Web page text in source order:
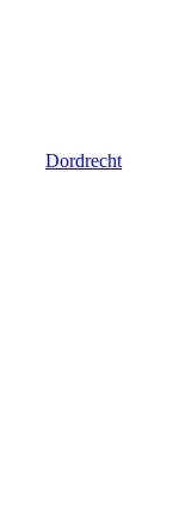
Dordrecht